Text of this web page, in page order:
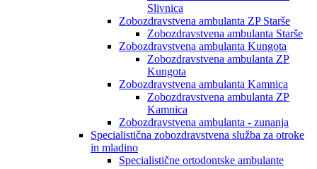
Slivnica
Zobozdravstvena ambulanta ZP Starše
Zobozdravstvena ambulanta Starše
Zobozdravstvena ambulanta Kungota
Zobozdravstvena ambulanta ZP
Kungota
Zobozdravstvena ambulanta Kamnica
Zobozdravstvena ambulanta ZP
Kamnica
Zobozdravstvena ambulanta - zunanja
Specialistična zobozdravstvena služba za otroke
in mladino
Specialistične ortodontske ambulante